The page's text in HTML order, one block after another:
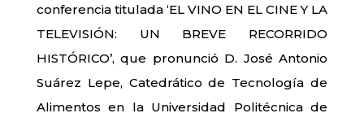
conferencia titulada ‘EL VINO EN EL CINE Y LA
TELEVISIÓN: UN BREVE RECORRIDO
HISTÓRICO’, que pronunció D. José Antonio
Suárez Lepe, Catedrático de Tecnología de
Alimentos en la Universidad Politécnica de